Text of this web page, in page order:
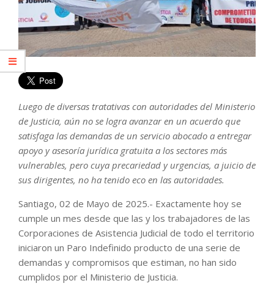
Luego de diversas tratativas con autoridades del Ministerio
de Justicia, aún no se logra avanzar en un acuerdo que
satisfaga las demandas de un servicio abocado a entregar
apoyo y asesoría jurídica gratuita a los sectores más
vulnerables, pero cuya precariedad y urgencias, a juicio de
sus dirigentes, no ha tenido eco en las autoridades.
Santiago, 02 de Mayo de 2025.- Exactamente hoy se
cumple un mes desde que las y los trabajadores de las
Corporaciones de Asistencia Judicial de todo el territorio
iniciaron un Paro Indefinido producto de una serie de
demandas y compromisos que estiman, no han sido
cumplidos por el Ministerio de Justicia.